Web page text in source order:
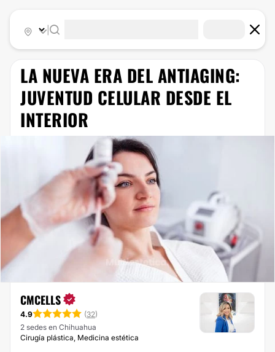
LA NUEVA ERA DEL ANTIAGING:
JUVENTUD CELULAR DESDE EL
INTERIOR
CMCELLS
4.9 (32)
2 sedes en Chihuahua
Cirugía plástica, Medicina estética